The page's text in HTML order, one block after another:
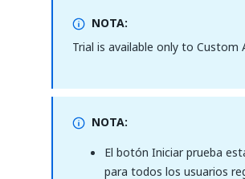
NOTA:
Trial is available only to Custom
NOTA:
El botón Iniciar prueba
para todos los usuarios